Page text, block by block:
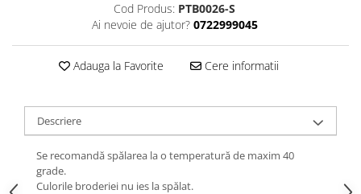
Cod Produs: PTB0026-S
Ai nevoie de ajutor? 0722999045
Adauga la Favorite Cere informatii
Descriere
Se recomandă spălarea la o temperatură de maxim 40
grade.
Culorile broderiei nu ies la spălat.